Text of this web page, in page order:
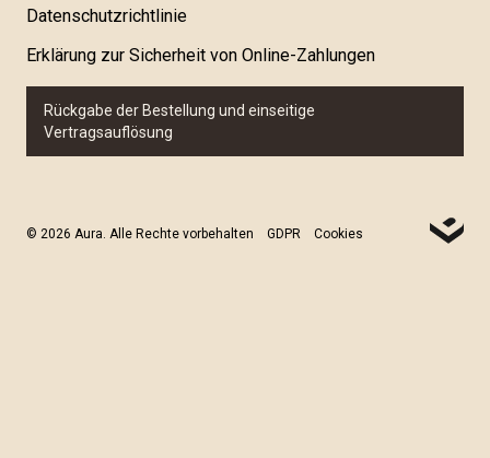
Datenschutzrichtlinie
Erklärung zur Sicherheit von Online-Zahlungen
Rückgabe der Bestellung und einseitige
Vertragsauflösung
© 2026 Aura. Alle Rechte vorbehalten GDPR Cookies